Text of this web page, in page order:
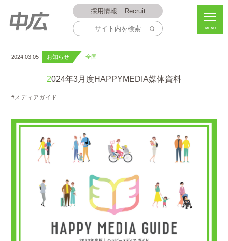
採用情報 Recruit
MENU
2024.03.05 お知らせ 全国
2024年3月度HAPPYMEDIA媒体資料
メディアガイド